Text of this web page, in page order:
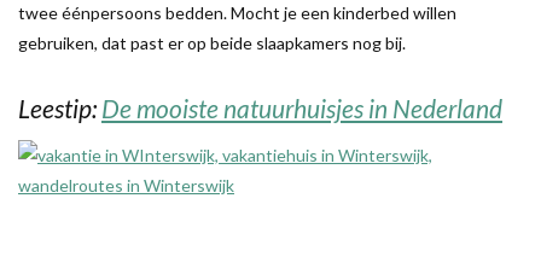
twee éénpersoons bedden. Mocht je een kinderbed willen
gebruiken, dat past er op beide slaapkamers nog bij.
Leestip: De mooiste natuurhuisjes in Nederland